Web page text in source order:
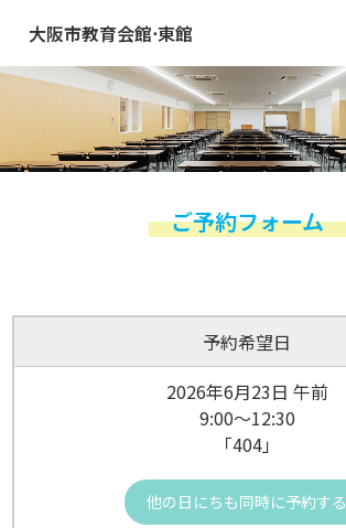
大阪市教育会館⋅東館
ご予約フォーム
予約希望日
2026年6月23日 午前
9:00～12:30
「404」
他の日にちも同時に予約する